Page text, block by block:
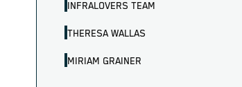
INFRALOVERS TEAM
THERESA WALLAS
MIRIAM GRAINER